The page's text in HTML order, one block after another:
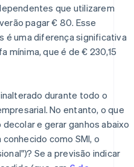
que utilizarem
pagar € 80. Esse
é uma diferença significativa
mínima, que é de € 230,15
durante todo o
No entanto, o que
e gerar ganhos abaixo
como SMI, o
Se a previsão indicar